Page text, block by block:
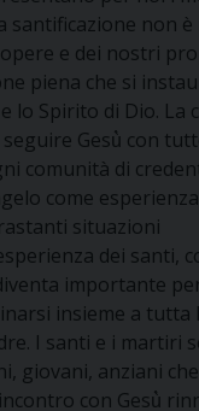
santificazione non
e dei nostri
piena che si
lo Spirito di Dio. La
Gesù̀ con
comunità di
come
situazioni
dei santi,
importante
insieme a tutta
I santi e i martiri
giovani, anziani
con Gesù̀